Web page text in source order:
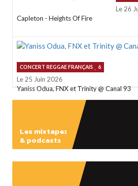
Le 26
Capleton - Heights Of Fire
CONCERT REGGAE FRANÇAIS 6
Le 25 Juin 2026
Yaniss Odua, FNX et Trinity @ Canal 93
Les mixtapes
& podcasts